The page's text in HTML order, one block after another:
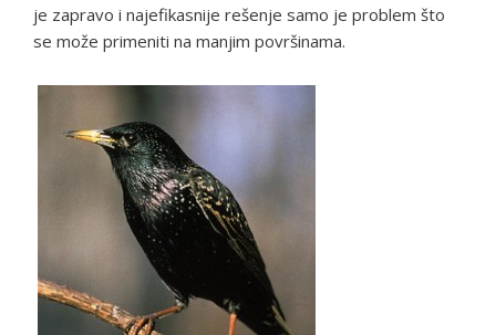
je zapravo i najefikasnije rešenje samo je problem što
se može primeniti na manjim površinama.